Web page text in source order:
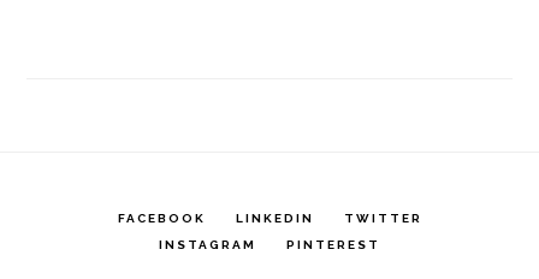
FACEBOOK LINKEDIN
TWITTER
INSTAGRAM
PINTEREST